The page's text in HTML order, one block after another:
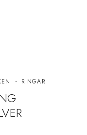
RINGAR